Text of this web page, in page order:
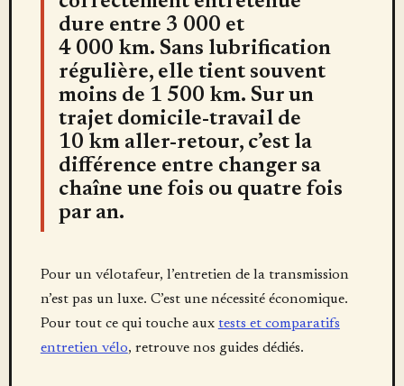
dure entre 3 000 et
4 000 km. Sans lubrification
régulière, elle tient souvent
moins de 1 500 km. Sur un
trajet domicile-travail de
10 km aller-retour, c’est la
différence entre changer sa
chaîne une fois ou quatre fois
par an.
Pour un vélotafeur, l’entretien de la transmission
n’est pas un luxe. C’est une nécessité économique.
Pour tout ce qui touche aux tests et comparatifs
entretien vélo, retrouve nos guides dédiés.